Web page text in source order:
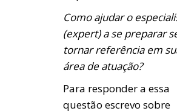
Como ajudar o
(expert) a se preparar
tornar referência em
área de atuação?
Para responder a essa
questão escrevo sobre